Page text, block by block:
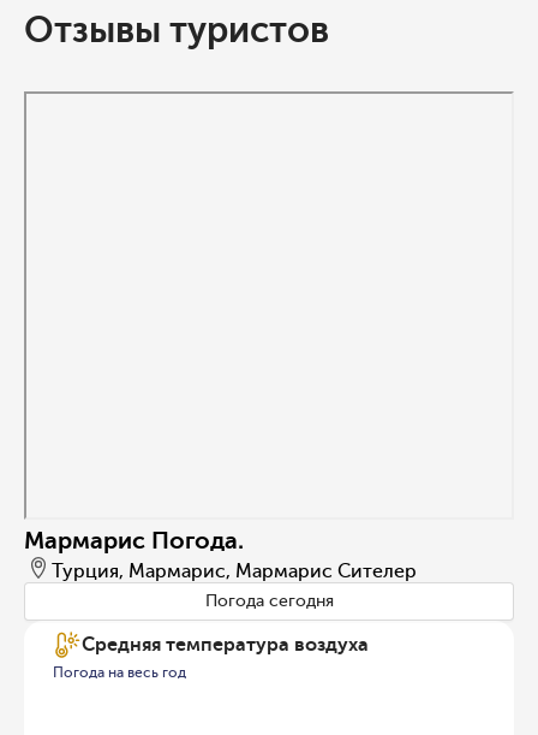
Отзывы туристов
Мармарис Погода.
Турция, Мармарис, Мармарис Сителер
Погода сегодня
Средняя температура воздуха
Погода на весь год